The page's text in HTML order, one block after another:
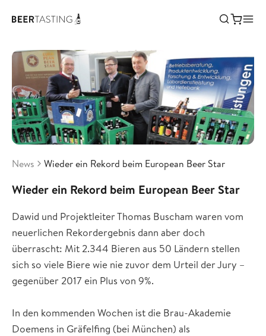
News Wieder ein Rekord beim European Beer Star
Wieder ein Rekord beim European Beer Star
Dawid und Projektleiter Thomas Buscham waren vom
neuerlichen Rekordergebnis dann aber doch
überrascht: Mit 2.344 Bieren aus 50 Ländern stellen
sich so viele Biere wie nie zuvor dem Urteil der Jury –
gegenüber 2017 ein Plus von 9%.
In den kommenden Wochen ist die Brau-Akademie
Doemens in Gräfelfing (bei München) als